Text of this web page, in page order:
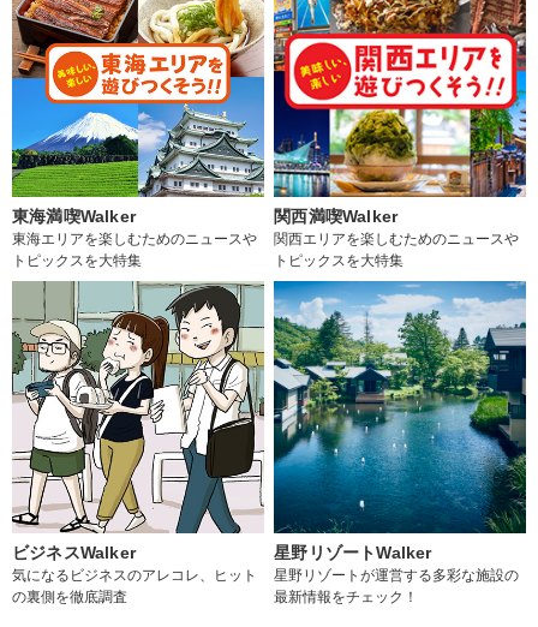
東海満喫Walker
東海エリアを楽しむためのニュースや
トピックスを大特集
関西満喫Walker
関西エリアを楽しむためのニュースや
トピックスを大特集
ビジネスWalker
気になるビジネスのアレコレ、ヒット
の裏側を徹底調査
星野リゾートWalker
星野リゾートが運営する多彩な施設の
最新情報をチェック！